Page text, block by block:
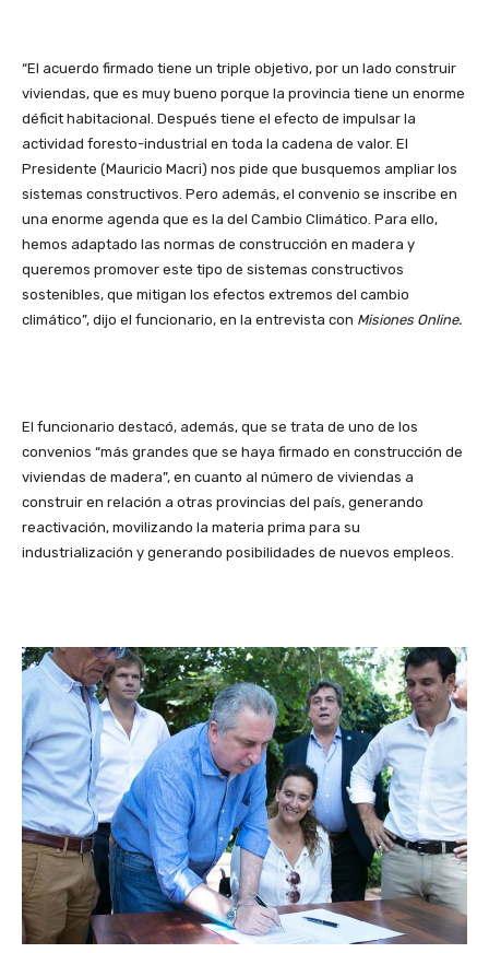
“El acuerdo firmado tiene un triple objetivo, por un lado construir
viviendas, que es muy bueno porque la provincia tiene un enorme
déficit habitacional. Después tiene el efecto de impulsar la
actividad foresto-industrial en toda la cadena de valor. El
Presidente (Mauricio Macri) nos pide que busquemos ampliar los
sistemas constructivos. Pero además, el convenio se inscribe en
una enorme agenda que es la del Cambio Climático. Para ello,
hemos adaptado las normas de construcción en madera y
queremos promover este tipo de sistemas constructivos
sostenibles, que mitigan los efectos extremos del cambio
climático”, dijo el funcionario, en la entrevista con Misiones Online.
El funcionario destacó, además, que se trata de uno de los
convenios “más grandes que se haya firmado en construcción de
viviendas de madera”, en cuanto al número de viviendas a
construir en relación a otras provincias del país, generando
reactivación, movilizando la materia prima para su
industrialización y generando posibilidades de nuevos empleos.